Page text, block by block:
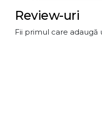
Review-uri
Fii primul care